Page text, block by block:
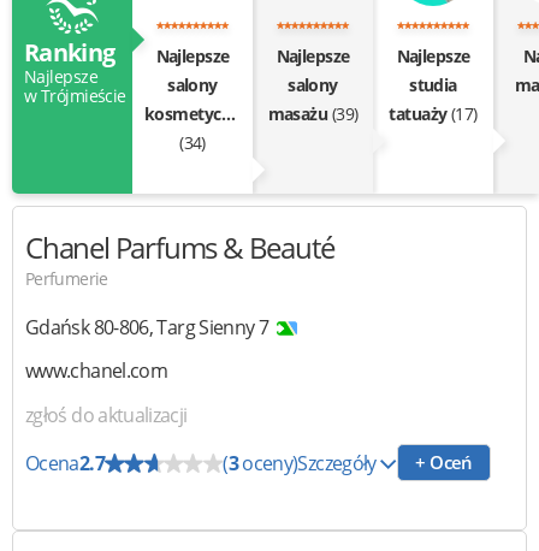
Ranking
Najlepsze
w Trójmieście
Najlepsze
salony
kosmetyczne
(34)
Najlepsze
salony
masażu (39)
Najlepsze
studia
tatuaży(17)
Chanel Parfums & Beauté
Perfumerie
Gdańsk80-806,Targ Sienny 7
www.chanel.com
zgłoś do aktualizacji
Ocena2.7 (3oceny)Szczegóły + Oceń